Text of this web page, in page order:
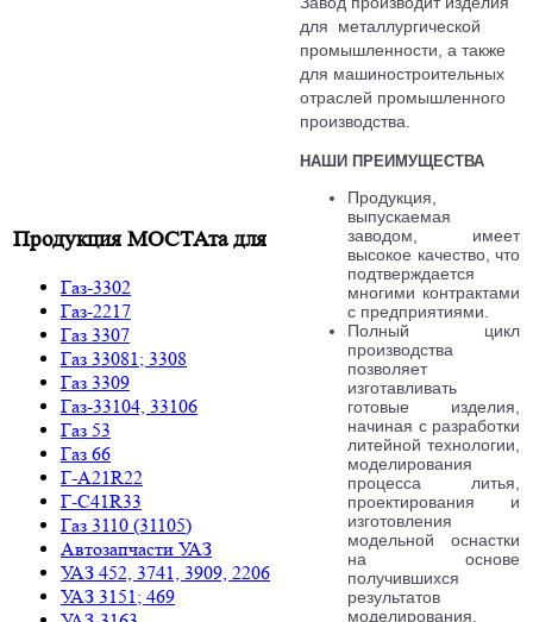
Продукция МОСТАта для
Газ-3302
Газ-2217
Газ 3307
Газ 33081; 3308
Газ 3309
Газ-33104, 33106
Газ 53
Газ 66
Г-A21R22
Г-C41R33
Газ 3110 (31105)
Автозапчасти УАЗ
УАЗ 452, 3741, 3909, 2206
УАЗ 3151; 469
для металлургической
промышленности, а также
для машиностроительных
отраслей промышленного
производства.
НАШИ ПРЕИМУЩЕСТВА
Продукция,
выпускаемая
заводом, имеет
высокое качество, что
подтверждается
многими контрактами
с предприятиями.
Полный цикл
производства
позволяет
изготавливать
готовые изделия,
начиная с разработки
литейной технологии,
моделирования
процесса литья,
проектирования и
изготовления
модельной оснастки
на основе
получившихся
результатов
моделирования,